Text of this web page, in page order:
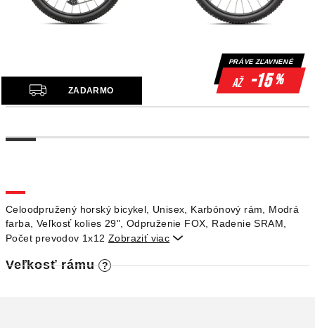
Celoodpružený horský bicykel, Unisex, Karbónový rám, Modrá
farba, Veľkosť kolies 29", Odpruženie FOX, Radenie SRAM,
Počet prevodov 1x12 Zobraziť viac 
Veľkosť rámu ?
Z
A
A
ZADARMO
PRÁVE ZĽAVNENÉ
až -15%